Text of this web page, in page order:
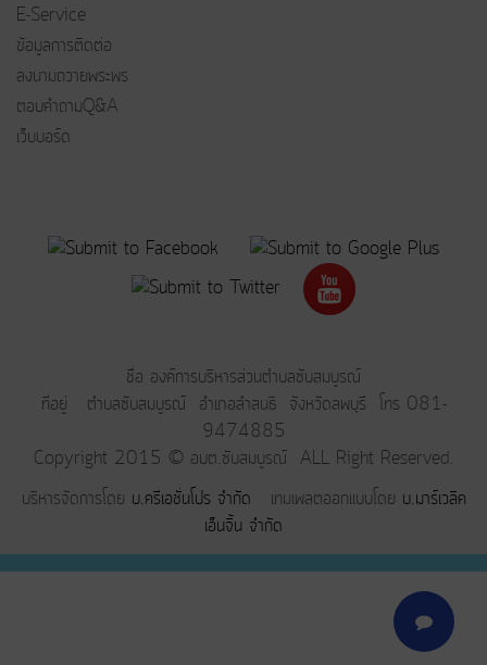
E-Service
ข้อมูลการติดต่อ
ลงนามถวายพระพร
ตอบคำถามQ&A
เว็บบอร์ด
ชื่อ องค์การบริหารส่วนตำบลซับสมบูรณ์
ที่อยู่ ตำบลซับสมบูรณ์ อำเภอลำสนธิ จังหวัดลพบุรี โทร 081-
9474885
Copyright 2015 © อบต.ซับสมบูรณ์ ALL Right Reserved.
บริหารจัดการโดย บ.ครีเอชั่นโปร จำกัด เทมเพลตออกแบบโดย บ.มาร์เวลิค
เอ็นจิ้น จำกัด